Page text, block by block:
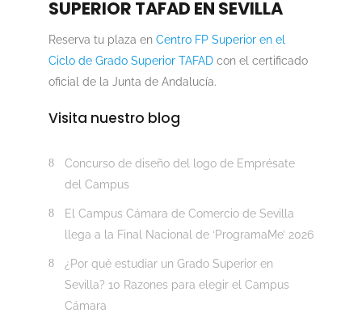
SUPERIOR TAFAD EN SEVILLA
Reserva tu plaza en Centro FP Superior en el
Ciclo de Grado Superior TAFADcon el certificado
oficial de la Junta de Andalucía.
Visita nuestro blog
Concurso de diseño del logo de Emprésate
del Campus
El Campus Cámara de Comercio de Sevilla
llega a la Final Nacional de ‘ProgramaMe’ 2026
¿Por qué estudiar un Grado Superior en
Sevilla? 10 Razones para elegir el Campus
Cámara